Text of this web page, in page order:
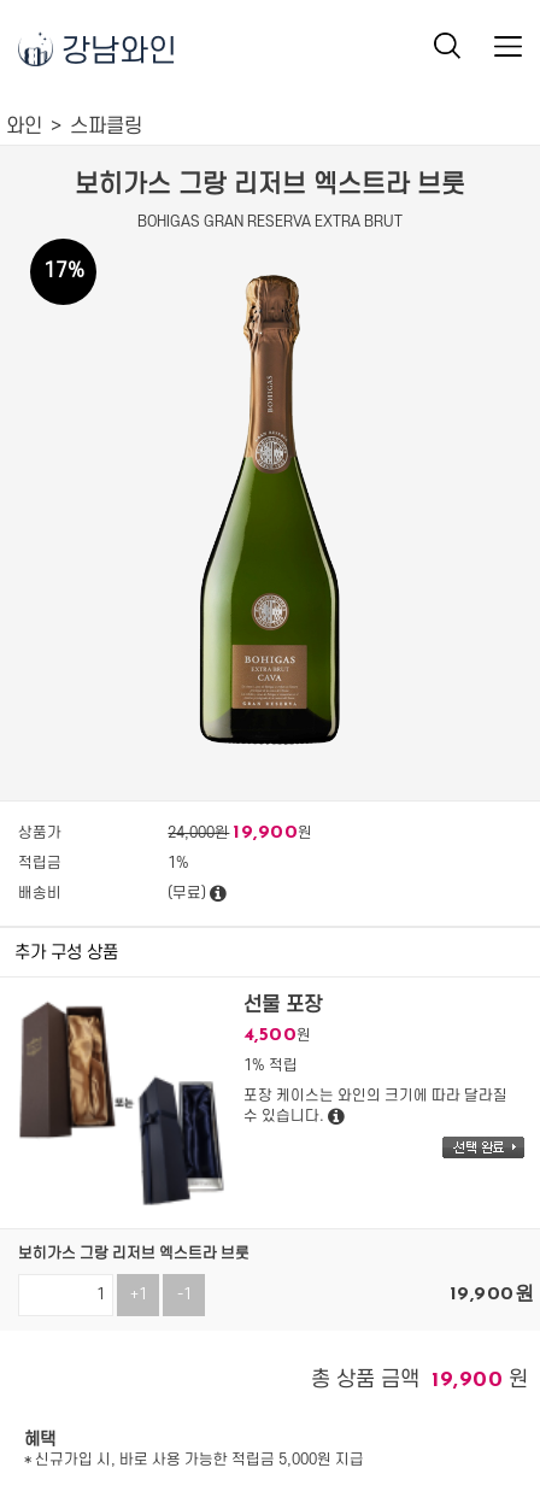
강남와인
와인 스파클링
보히가스 그랑 리저브 엑스트라 브룻
BOHIGAS GRAN RESERVA EXTRA BRUT
17%
상품가 24,000원 19,900원
적립금
1%
배송비
(무료)
추가 구성 상품
선물 포장
4,500원
1% 적립
포장 케이스는 와인의 크기에 따라 달라질
수 있습니다.
보히가스 그랑 리저브 엑스트라 브룻
+1 -1 19,900원
총 상품 금액 19,900 원
혜택
* 신규가입 시, 바로 사용 가능한 적립금 5,000원 지급